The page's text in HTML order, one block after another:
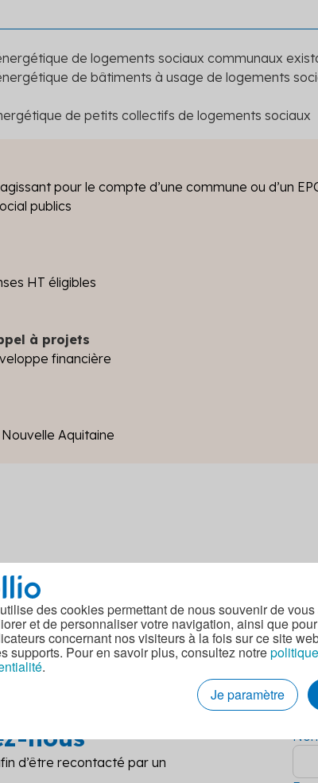
des cookies permettant de nous souvenir de vous
et de personnaliser votre navigation, ainsi que
concernant nos visiteurs à la fois sur ce site
supports. Pour en savoir plus, consultez notre
.
Je paramètre
de logements sociaux communaux
de bâtiments à usage de logements
de petits collectifs de logements sociaux
pour le compte d’une commune ou d’un
publics
HT éligibles
à projets
financière
Aquitaine
sociaux
ayant une production minimum de 1200
crédit preneurs) de bâtiments à usage tertiaire
marchande
à votre
nous
d’être recontacté par un